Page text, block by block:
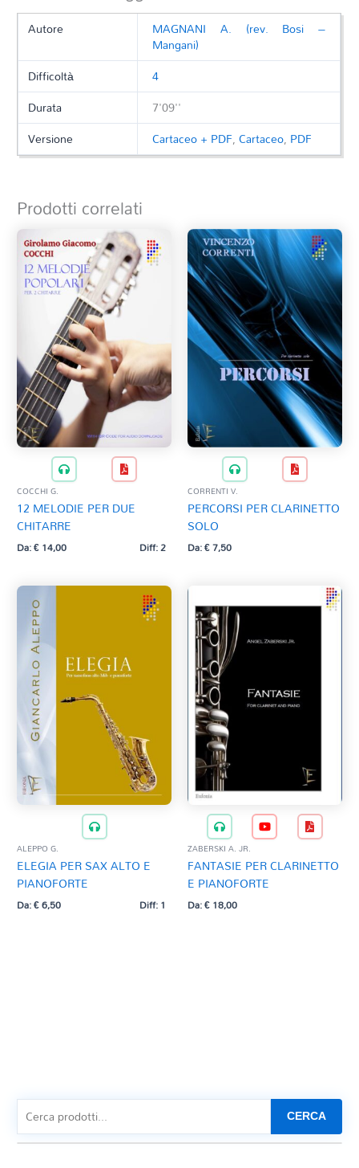
Autore MAGNANI A. (rev. Bosi –
Mangani)
Difficoltà
4
Durata
7'09''
Versione
Cartaceo + PDF,Cartaceo, PDF
Prodotti correlati
COCCHI G.
12 MELODIE PER DUE
CHITARRE
Da:€14,00 Diff: 2
CORRENTI V.
PERCORSI PER CLARINETTO
SOLO
Da:€7,50
ALEPPO G.
ELEGIA PER SAX ALTO E
PIANOFORTE
Da:€6,50 Diff: 1
ZABERSKI A. JR.
FANTASIE PER CLARINETTO
E PIANOFORTE
Da:€18,00
CERCA